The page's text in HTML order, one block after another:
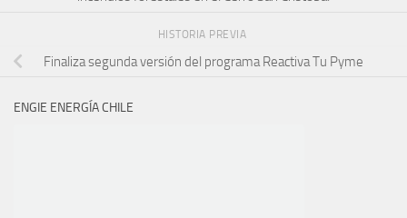
HISTORIA PREVIA
Finaliza segunda versión del programa Reactiva Tu Pyme
ENGIE ENERGÍA CHILE